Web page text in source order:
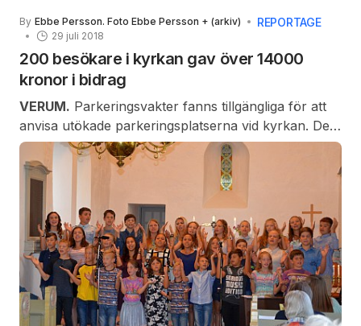
By Ebbe Persson. Foto Ebbe Persson + (arkiv) REPORTAGE
29 juli 2018
200 besökare i kyrkan gav över 14000
kronor i bidrag
VERUM. Parkeringsvakter fanns tillgängliga för att
anvisa utökade parkeringsplatserna vid kyrkan. Det
var förutsett med många besökare då lägerdeltagare
från Tjernobyllägret i Broby gästade Verum. Det var
sjunde året som denna kör gästade Verum. Detta
var årets sista konsert innan soaré med avslutning
sker i Broby tisdag den 31 i Broby.